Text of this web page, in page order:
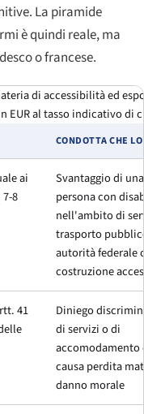
La piramide
è quindi reale, ma
o francese.
di accessibilità ed
al tasso indicativo di
CONDOTTA CHE
ai
8
Svantaggio di una
persona con
nell'ambito di
trasporto
autorità federale
costruzione
41
Diniego
di servizi o di
accomodamento
causa perdita
danno morale